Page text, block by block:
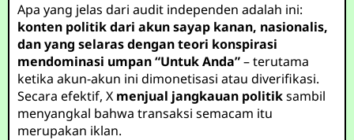
Apa yang jelas dari audit independen adalah ini:
konten politik dari akun sayap kanan, nasionalis,
dan yang selaras dengan teori konspirasi
mendominasi umpan “Untuk Anda”– terutama
ketika akun-akun ini dimonetisasi atau diverifikasi.
Secara efektif, X menjual jangkauan politiksambil
menyangkal bahwa transaksi semacam itu
merupakan iklan.